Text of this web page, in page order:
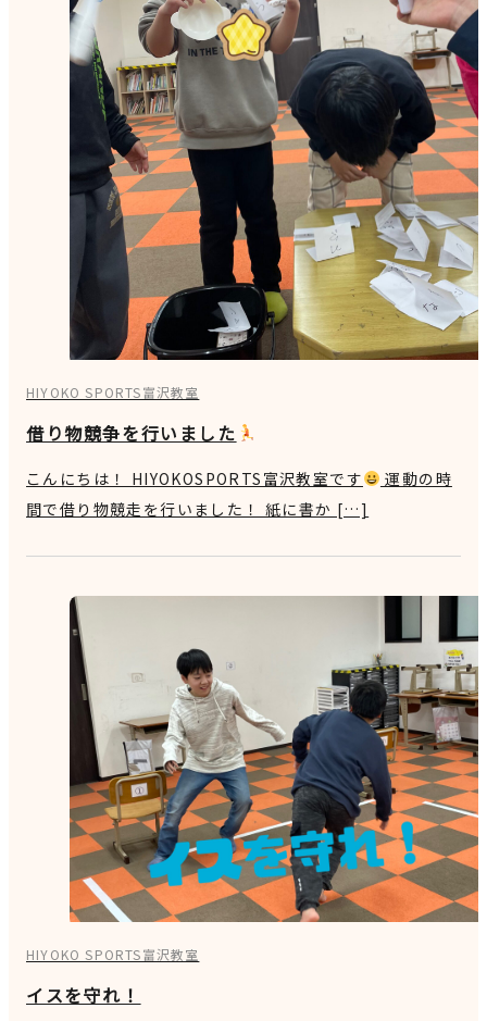
HIYOKO SPORTS富沢教室
借り物競争を行いました
こんにちは！ HIYOKOSPORTS富沢教室です
運動の時
間で借り物競走を行いました！ 紙に書か […]
HIYOKO SPORTS富沢教室
イスを守れ！